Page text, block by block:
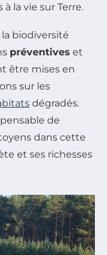
la vie sur Terre.
biodiversité
préventives et
être mises en
sur les
dégradés.
de
dans cette
et ses richesses